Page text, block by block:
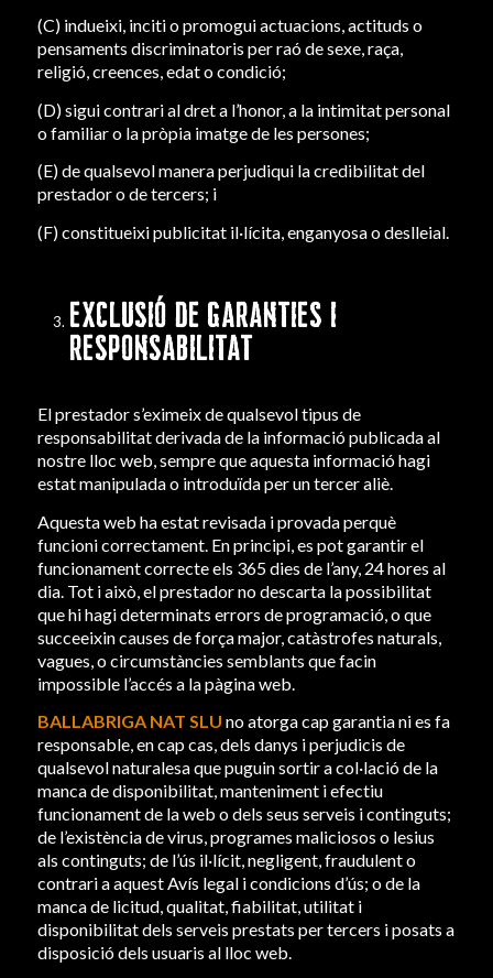
(C) indueixi, inciti o promogui actuacions, actituds o
pensaments discriminatoris per raó de sexe, raça,
religió, creences, edat o condició;
(D) sigui contrari al dret a l’honor, a la intimitat personal
o familiar o la pròpia imatge de les persones;
(E) de qualsevol manera perjudiqui la credibilitat del
prestador o de tercers; i
(F) constitueixi publicitat il·lícita, enganyosa o deslleial.
EXCLUSIÓ DE GARANTIES I
RESPONSABILITAT
El prestador s’eximeix de qualsevol tipus de
responsabilitat derivada de la informació publicada al
nostre lloc web, sempre que aquesta informació hagi
estat manipulada o introduïda per un tercer aliè.
Aquesta web ha estat revisada i provada perquè
funcioni correctament. En principi, es pot garantir el
funcionament correcte els 365 dies de l’any, 24 hores al
dia. Tot i això, el prestador no descarta la possibilitat
que hi hagi determinats errors de programació, o que
succeeixin causes de força major, catàstrofes naturals,
vagues, o circumstàncies semblants que facin
impossible l’accés a la pàgina web.
BALLABRIGA NAT SLU no atorga cap garantia ni es fa
responsable, en cap cas, dels danys i perjudicis de
qualsevol naturalesa que puguin sortir a col·lació de la
manca de disponibilitat, manteniment i efectiu
funcionament de la web o dels seus serveis i continguts;
de l’existència de virus, programes maliciosos o lesius
als continguts; de l’ús il·lícit, negligent, fraudulent o
contrari a aquest Avís legal i condicions d’ús; o de la
manca de licitud, qualitat, fiabilitat, utilitat i
disponibilitat dels serveis prestats per tercers i posats a
disposició dels usuaris al lloc web.